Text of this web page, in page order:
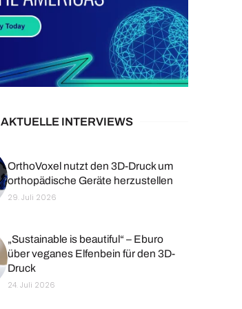
AKTUELLE INTERVIEWS
OrthoVoxel nutzt den 3D-Druck um
orthopädische Geräte herzustellen
29. Juli 2026
„Sustainable is beautiful“ – Eburo
über veganes Elfenbein für den 3D-
Druck
24. Juli 2026